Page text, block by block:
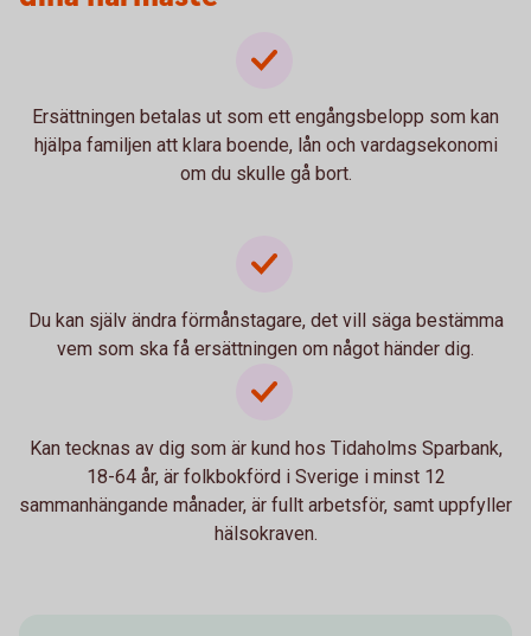
Ersättningen betalas ut som ett engångsbelopp som kan
hjälpa familjen att klara boende, lån och vardagsekonomi
om du skulle gå bort.
Du kan själv ändra förmånstagare, det vill säga bestämma
vem som ska få ersättningen om något händer dig.
Kan tecknas av dig som är kund hos Tidaholms Sparbank,
18-64 år, är folkbokförd i Sverige i minst 12
sammanhängande månader, är fullt arbetsför, samt uppfyller
hälsokraven.